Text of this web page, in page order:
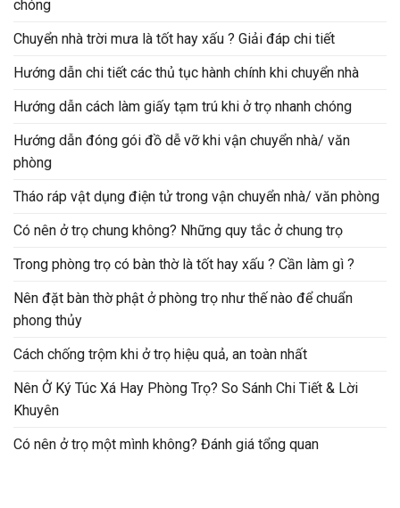
chóng
Chuyển nhà trời mưa là tốt hay xấu ? Giải đáp chi tiết
Hướng dẫn chi tiết các thủ tục hành chính khi chuyển nhà
Hướng dẫn cách làm giấy tạm trú khi ở trọ nhanh chóng
Hướng dẫn đóng gói đồ dễ vỡ khi vận chuyển nhà/ văn
phòng
Tháo ráp vật dụng điện tử trong vận chuyển nhà/ văn phòng
Có nên ở trọ chung không? Những quy tắc ở chung trọ
Trong phòng trọ có bàn thờ là tốt hay xấu ? Cần làm gì ?
Nên đặt bàn thờ phật ở phòng trọ như thế nào để chuẩn
phong thủy
Cách chống trộm khi ở trọ hiệu quả, an toàn nhất
Nên Ở Ký Túc Xá Hay Phòng Trọ? So Sánh Chi Tiết & Lời
Khuyên
Có nên ở trọ một mình không? Đánh giá tổng quan